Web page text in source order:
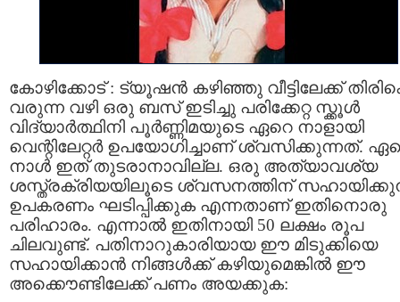
കോഴിക്കോട്‌ : ട്യൂഷന്‍ കഴിഞ്ഞു വീട്ടിലേക്ക്‌
വരുന്ന വഴി ഒരു ബസ്‌ ഇടിച്ചു പരിക്കേറ്റ സ്ക്കൂള്‍
വിദ്യാര്‍ത്ഥിനി പൂര്‍ണ്ണിമയുടെ ഏറെ നാളായി
വെന്റിലേറ്റര്‍ ഉപയോഗിച്ചാണ് ശ്വസിക്കുന്നത്.
നാള്‍ ഇത് തുടരാനാവില്ല. ഒരു അത്യാവശ്യ
ശസ്ത്രക്രിയയിലൂടെ ശ്വസനത്തിന്
ഉപകരണം ഘടിപ്പിക്കുക എന്നതാണ് ഇതിനൊരു
പരിഹാരം. എന്നാല്‍ ഇതിനായി 50 ലക്ഷം രൂപ
ചിലവുണ്ട്. പതിനാറുകാരിയായ ഈ മിടുക്കിയെ
സഹായിക്കാന്‍ നിങ്ങള്‍ക്ക്‌ കഴിയുമെങ്കില്‍ ഈ
അക്കൌണ്ടിലേക്ക് പണം അയക്കുക: